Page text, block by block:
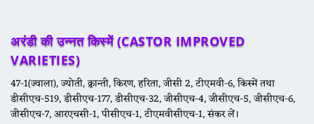
अरंडी की उन्नत किस्में (CASTOR IMPROVED
VARIETIES)
47-1(ज्वाला), ज्योती, क्र्रान्ती, किरण, हरिता, जीसी 2, टीएमवी-6, किस्में तथा
डीसीएच-519, डीसीएच-177, डीसीएच-32, जीसीएच-4, जीसीएच-5, जीसीएच-6,
जीसीएच-7, आरएचसी-1, पीसीएच-1, टीएमवीसीएच-1, संकर लें।